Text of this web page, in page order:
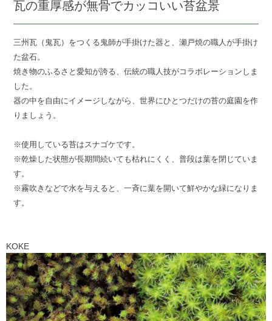
瓦の重厚感が無骨でカッコいい苔盆景
三州瓦（鬼瓦）をつくる鬼師が手掛けた器と、瀬戸焼の職人が手掛け
た盆石。
焼き物のふるさと愛知が誇る、伝統の職人技がコラボレーションしま
した。
器の中を自由にイメージしながら、世界にひとつだけの苔の庭園を作
りましょう。
※使用している苔はスナゴケです。
※乾燥した状態が長期間続いても枯れにくく、普段は葉を閉じていま
す。
※霧吹きなどで水を与えると、一斉に葉を開いて鮮やかな緑になりま
す。
KOKE